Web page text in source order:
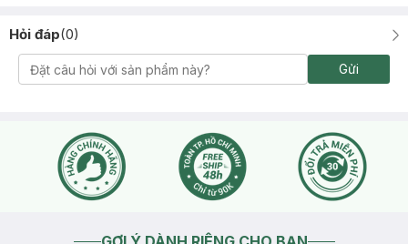
Hỏi đáp(0)
Gửi